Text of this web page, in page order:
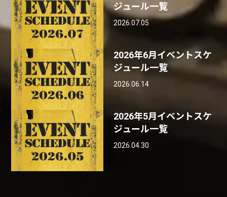
ジュール一覧
2026.07.05
2026年6月イベントスケ
ジュール一覧
2026.06.14
2026年5月イベントスケ
ジュール一覧
2026.04.30